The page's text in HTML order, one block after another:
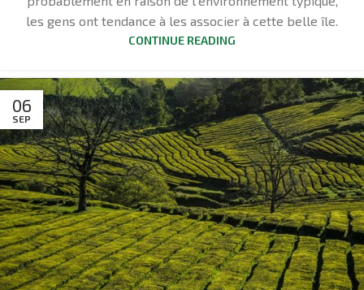
les gens ont tendance à les associer à cette belle île.
CONTINUE READING
06
SEP